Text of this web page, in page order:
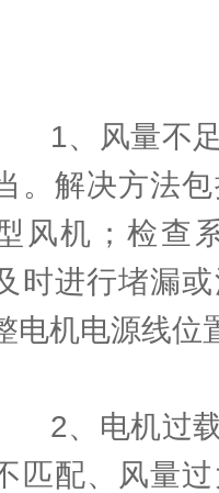
1、风量不足
。解决方法
风机；检查
时进行堵漏
电机电源线位
2、电机过载
匹配、风量